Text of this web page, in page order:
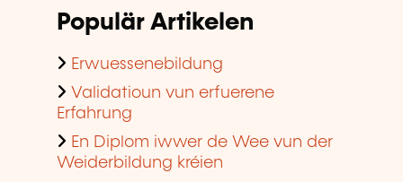
Populär Artikelen
Erwuessenebildung
Validatioun vun erfuerene
Erfahrung
En Diplom iwwer de Wee vun der
Weiderbildung kréien